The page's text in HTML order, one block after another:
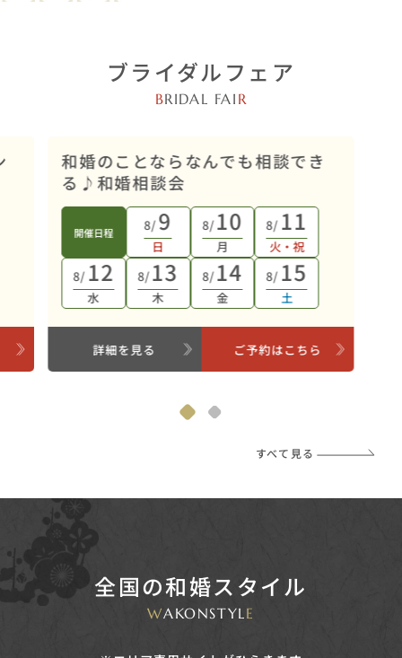
ブライダルフェア
BRIDAL FAI R
和婚のことならなんでも相談でき
る♪和婚相談会
開催日程 8/9
日
8/10
月
8/ 11
火・祝
8/ 12
水
8/13
木
8/14
金
8/ 15
土
詳細を見る ご予約はこちら
すべて見る
全国の和婚スタイル
WAKONSTYLE